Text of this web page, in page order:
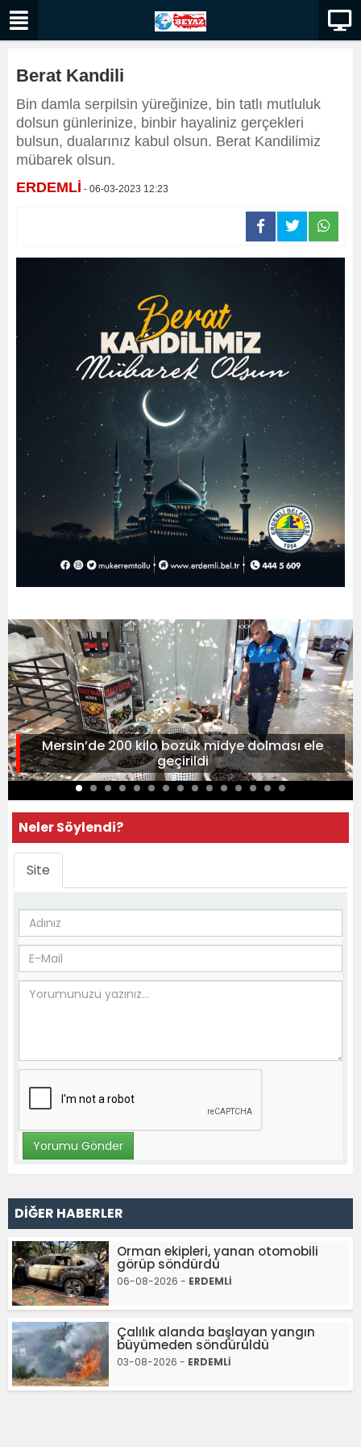
Berat Kandili
Bin damla serpilsin yüreğinize, bin tatlı mutluluk
dolsun günlerinize, binbir hayaliniz gerçekleri
bulsun, dualarınız kabul olsun. Berat Kandilimiz
mübarek olsun.
ERDEMLİ - 06-03-2023 12:23
Mersin’de 200 kilo bozuk midye dolması ele
geçirildi
Neler Söylendi?
Site
DİĞER HABERLER
Orman ekipleri, yanan otomobili
görüp söndürdü
06-08-2026 - ERDEMLİ
Çalılık alanda başlayan yangın
büyümeden söndürüldü
03-08-2026 - ERDEMLİ